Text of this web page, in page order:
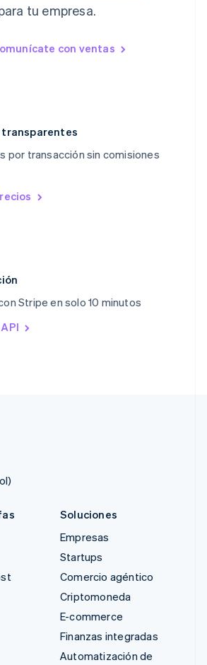
tu empresa.
con ventas
transparentes
por transacción sin comisiones
Stripe en solo 10 minutos
China
Soluciones
Empresas
Startups
Comercio agéntico
Criptomoneda
E-commerce
Finanzas integradas
Automatización de